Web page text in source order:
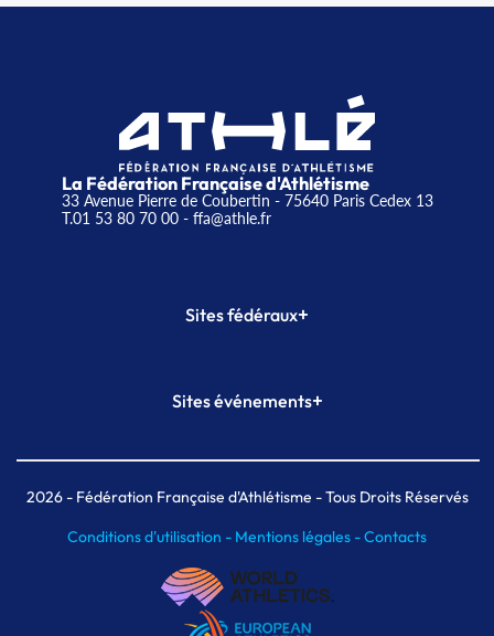
La Fédération Française d'Athlétisme
33 Avenue Pierre de Coubertin - 75640 Paris Cedex 13
T.01 53 80 70 00- ffa@athle.fr
Sites fédéraux+
Plateforme Formation
Sites événements+
Meeting de Paris indoor
MAIF Ekiden de Paris
2026- Fédération Française d'Athlétisme - Tous Droits Réservés
Conditions d'utilisation - Mentions légales -Contacts